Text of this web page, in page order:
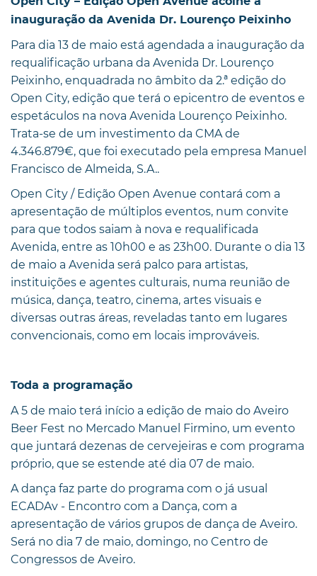
inauguração da Avenida Dr. Lourenço Peixinho
Para dia 13 de maio está agendada a inauguração da
requalificação urbana da Avenida Dr. Lourenço
Peixinho, enquadrada no âmbito da 2.ª edição do
Open City, edição que terá o epicentro de eventos e
espetáculos na nova Avenida Lourenço Peixinho.
Trata-se de um investimento da CMA de
4.346.879€, que foi executado pela empresa Manuel
Francisco de Almeida, S.A..
Open City / Edição Open Avenue contará com a
apresentação de múltiplos eventos, num convite
para que todos saiam à nova e requalificada
Avenida, entre as 10h00 e as 23h00. Durante o dia 13
de maio a Avenida será palco para artistas,
instituições e agentes culturais, numa reunião de
música, dança, teatro, cinema, artes visuais e
diversas outras áreas, reveladas tanto em lugares
convencionais, como em locais improváveis.
Toda a programação
A 5 de maio terá início a edição de maio do Aveiro
Beer Fest no Mercado Manuel Firmino, um evento
que juntará dezenas de cervejeiras e com programa
próprio, que se estende até dia 07 de maio.
A dança faz parte do programa com o já usual
ECADAv - Encontro com a Dança, com a
apresentação de vários grupos de dança de Aveiro.
Será no dia 7 de maio, domingo, no Centro de
Congressos de Aveiro.